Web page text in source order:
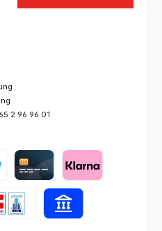
2 96 96 01